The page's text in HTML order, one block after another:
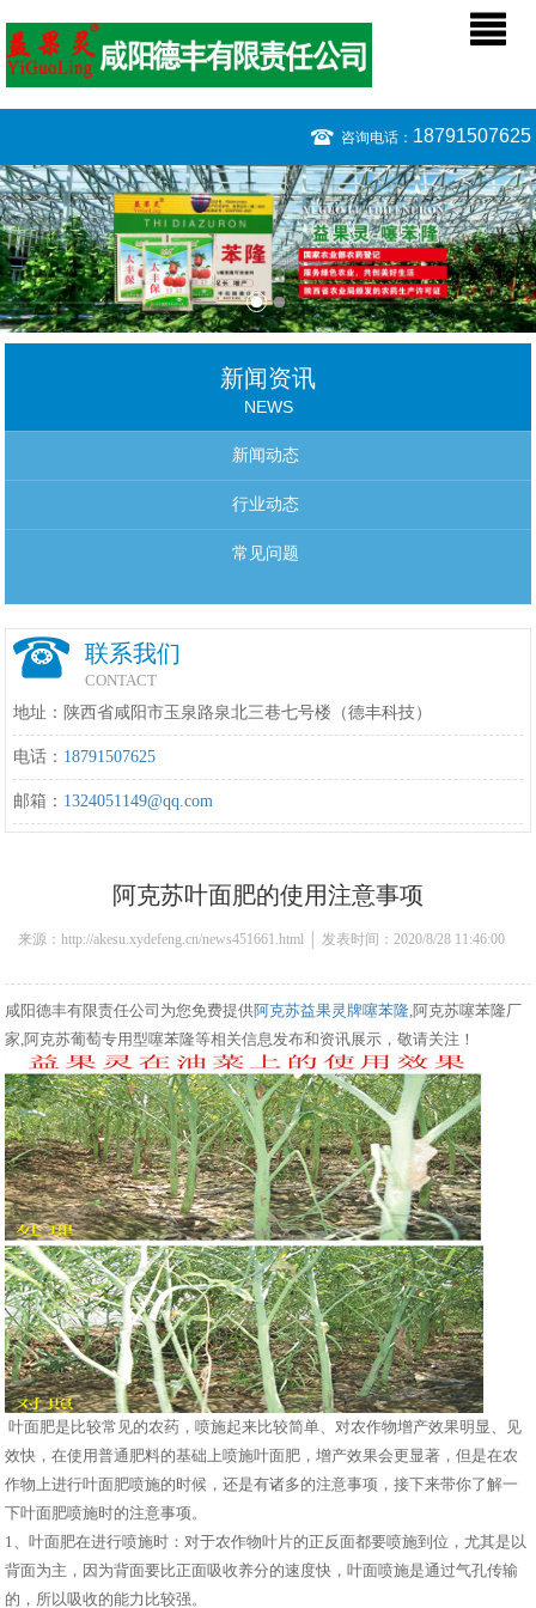
咨询电话： 18791507625
新闻资讯
NEWS
新闻动态
行业动态
常见问题
联系我们
CONTACT
地址：陕西省咸阳市玉泉路泉北三巷七号楼（德丰科技）
电话： 18791507625
邮箱： 1324051149@qq.com
阿克苏叶面肥的使用注意事项
来源：http://akesu.xydefeng.cn/news451661.html │ 发表时间：2020/8/28 11:46:00
咸阳德丰有限责任公司为您免费提供阿克苏益果灵牌噻苯隆,阿克苏噻苯隆厂
家,阿克苏葡萄专用型噻苯隆等相关信息发布和资讯展示，敬请关注！
叶面肥是比较常见的农药，喷施起来比较简单、对农作物增产效果明显、见
效快，在使用普通肥料的基础上喷施叶面肥，增产效果会更显著，但是在农
作物上进行叶面肥喷施的时候，还是有诸多的注意事项，接下来带你了解一
下叶面肥喷施时的注意事项。
1、叶面肥在进行喷施时：对于农作物叶片的正反面都要喷施到位，尤其是以
背面为主，因为背面要比正面吸收养分的速度快，叶面喷施是通过气孔传输
的，所以吸收的能力比较强。